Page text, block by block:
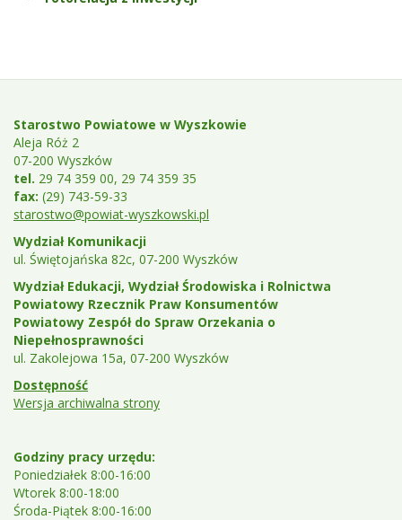
Stopka
Teleadresy
Starostwo Powiatowe w Wyszkowie
Aleja Róż 2
07-200 Wyszków
tel. 29 74 359 00, 29 74 359 35
fax: (29) 743-59-33
starostwo@powiat-wyszkowski.pl
Wydział Komunikacji
ul. Świętojańska 82c, 07-200 Wyszków
Wydział Edukacji, Wydział Środowiska i Rolnictwa
Powiatowy Rzecznik Praw Konsumentów
Powiatowy Zespół do Spraw Orzekania o
Niepełnosprawności
ul. Zakolejowa 15a, 07-200 Wyszków
Dostępność
Wersja archiwalna strony
Godziny pracy urzędu:
Poniedziałek 8:00-16:00
Wtorek 8:00-18:00
Środa-Piątek 8:00-16:00